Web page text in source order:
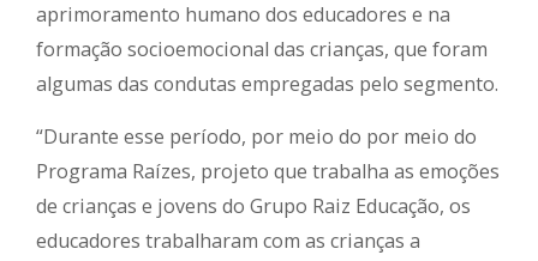
aprimoramento humano dos educadores e na
formação socioemocional das crianças, que foram
algumas das condutas empregadas pelo segmento.
“Durante esse período, por meio do por meio do
Programa Raízes, projeto que trabalha as emoções
de crianças e jovens do Grupo Raiz Educação, os
educadores trabalharam com as crianças a